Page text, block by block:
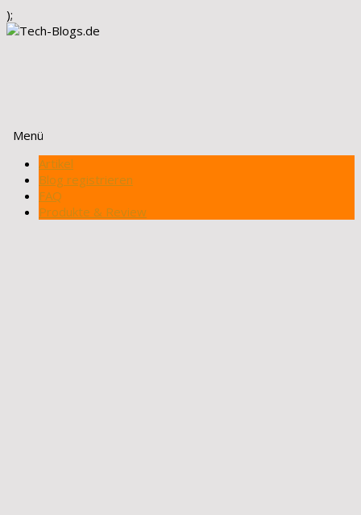
);
Menü
Zum
Inhalt
springen
Artikel
Blog registrieren
FAQ
Produkte & Review